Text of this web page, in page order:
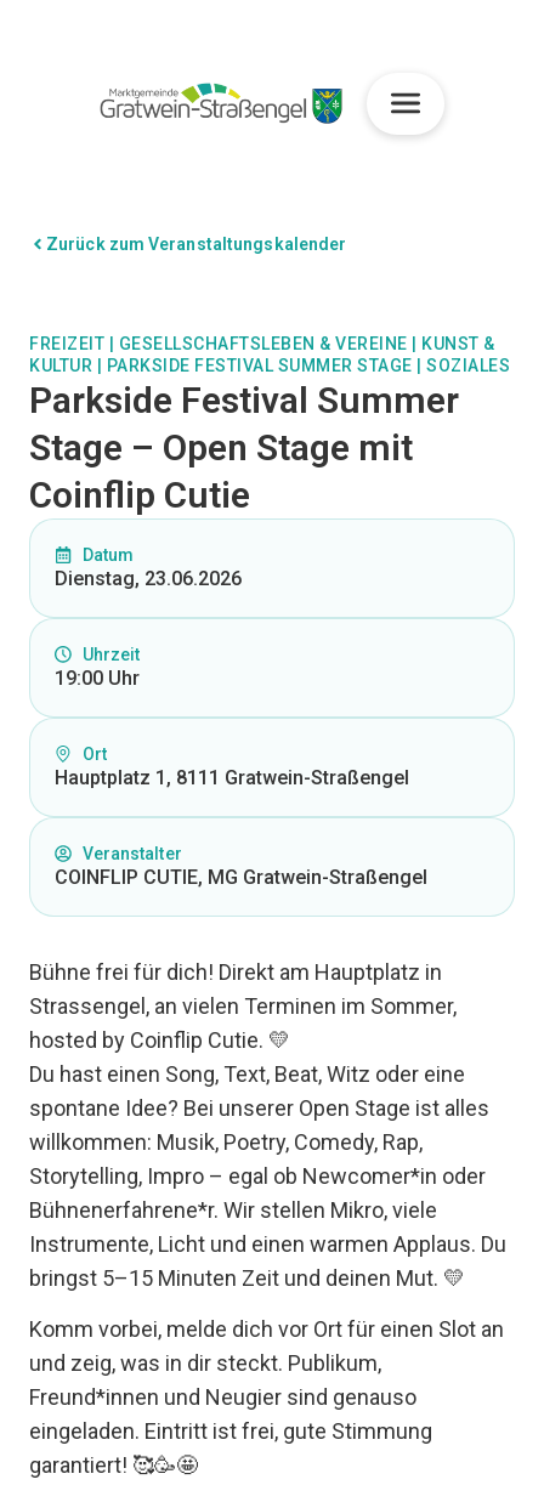
Zurück zum Veranstaltungskalender
FREIZEIT GESELLSCHAFTSLEBEN & VEREINE
KUNST &
KULTUR
PARKSIDE FESTIVAL SUMMER STAGE SOZIALES
Parkside Festival Summer
Stage – Open Stage mit
Coinflip Cutie
Datum
Dienstag, 23.06.2026
Uhrzeit
19:00 Uhr
Ort
Hauptplatz 1, 8111 Gratwein-Straßengel
Veranstalter
COINFLIP CUTIE, MG Gratwein-Straßengel
Bühne frei für dich! Direkt am Hauptplatz in
Strassengel, an vielen Terminen im Sommer,
hosted by Coinflip Cutie. 💛
Du hast einen Song, Text, Beat, Witz oder eine
spontane Idee? Bei unserer Open Stage ist alles
willkommen: Musik, Poetry, Comedy, Rap,
Storytelling, Impro – egal ob Newcomer*in oder
Bühnenerfahrene*r. Wir stellen Mikro, viele
Instrumente, Licht und einen warmen Applaus. Du
bringst 5–15 Minuten Zeit und deinen Mut. 💛
Komm vorbei, melde dich vor Ort für einen Slot an
und zeig, was in dir steckt. Publikum,
Freund*innen und Neugier sind genauso
eingeladen. Eintritt ist frei, gute Stimmung
garantiert! 🥰🥳🤩